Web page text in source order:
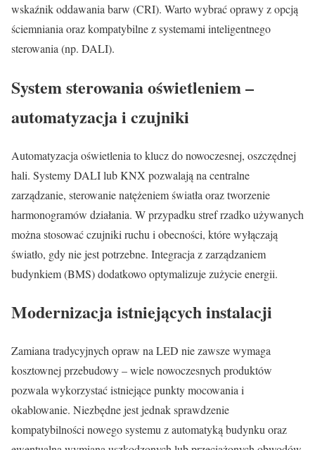
wskaźnik oddawania barw (CRI). Warto wybrać oprawy z opcją
ściemniania oraz kompatybilne z systemami inteligentnego
sterowania (np. DALI).
System sterowania oświetleniem –
automatyzacja i czujniki
Automatyzacja oświetlenia to klucz do nowoczesnej, oszczędnej
hali. Systemy DALI lub KNX pozwalają na centralne
zarządzanie, sterowanie natężeniem światła oraz tworzenie
harmonogramów działania. W przypadku stref rzadko używanych
można stosować czujniki ruchu i obecności, które wyłączają
światło, gdy nie jest potrzebne. Integracja z zarządzaniem
budynkiem (BMS) dodatkowo optymalizuje zużycie energii.
Modernizacja istniejących instalacji
Zamiana tradycyjnych opraw na LED nie zawsze wymaga
kosztownej przebudowy – wiele nowoczesnych produktów
pozwala wykorzystać istniejące punkty mocowania i
okablowanie. Niezbędne jest jednak sprawdzenie
kompatybilności nowego systemu z automatyką budynku oraz